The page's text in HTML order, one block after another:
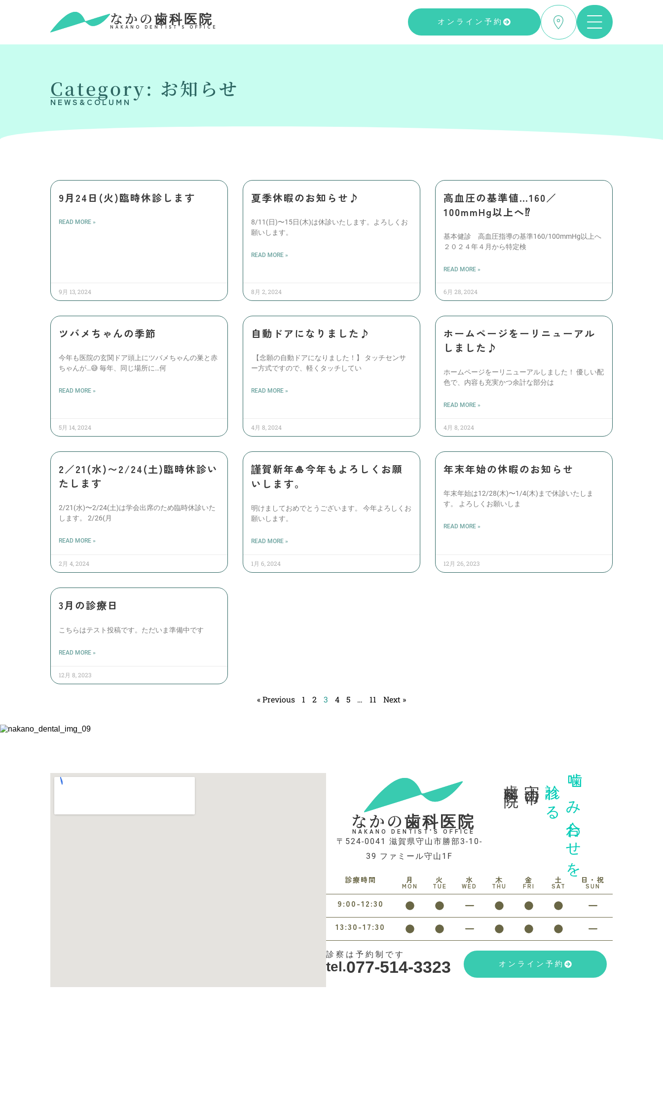
なかの歯科医院
NAKANO DENTIST’S OFFICE
オンライン予約
Category: お知らせ
NEWS&COLUMN
9月24日(火)臨時休診します
READ MORE »
9月 13, 2024
夏季休暇のお知らせ♪
8/11(日)〜15日(木)は休診いたします。よろしくお
願いします。
READ MORE »
8月 2, 2024
高血圧の基準値…160／
100mmHg以上へ⁉️
基本健診 高血圧指導の基準160/100mmHg以上へ
２０２４年４月から特定検
READ MORE »
6月 28, 2024
ツバメちゃんの季節
今年も医院の玄関ドア頭上にツバメちゃんの巣と赤
ちゃんが…😅 毎年、同じ場所に…何
READ MORE »
5月 14, 2024
自動ドアになりました♪
【念願の自動ドアになりました！】 タッチセンサ
ー方式ですので、軽くタッチしてい
READ MORE »
4月 8, 2024
ホームページをーリニューアル
しました♪
ホームページをーリニューアルしました！ 優しい配
色で、内容も充実かつ余計な部分は
READ MORE »
4月 8, 2024
2／21(水)〜2/24(土)臨時休診い
たします
2/21(水)〜2/24(土)は学会出席のため臨時休診いた
します。 2/26(月
READ MORE »
2月 4, 2024
謹賀新年🎍今年もよろしくお願
いします。
明けましておめでとうございます。 今年よろしくお
願いします。
READ MORE »
1月 6, 2024
年末年始の休暇のお知らせ
年末年始は12/28(木)〜1/4(木)まで休診いたしま
す。 よろしくお願いしま
READ MORE »
12月 26, 2023
3月の診療日
こちらはテスト投稿です。ただいま準備中です
READ MORE »
12月 8, 2023
« Previous 1 2 3 4 5 … 11 Next »
なかの歯科医院
NAKANO DENTIST’S OFFICE
〒524-0041 滋賀県守山市勝部3-10-
39 ファミール守山1F
噛み合わせを
診れる
守山市の
診療時間 月
MON
火
TUE
水
WED
木
THU
金
FRI
土
SAT
日・祝
SUN
9:00-12:30
13:30-17:30
診察は予約制です
tel.077-514-3323 オンライン予約